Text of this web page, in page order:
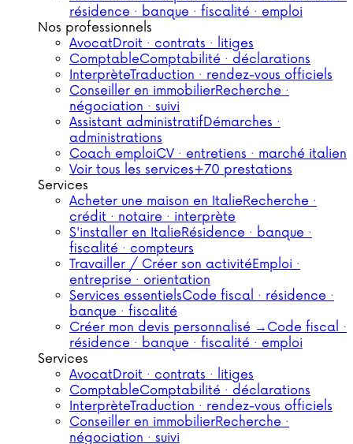
résidence · banque · fiscalité · emploi
Nos professionnels
AvocatDroit · contrats · litiges
ComptableComptabilité · déclarations
InterprèteTraduction · rendez-vous officiels
Conseiller en immobilierRecherche ·
négociation · suivi
Assistant administratifDémarches ·
administrations
Coach emploiCV · entretiens · marché italien
Voir tous les services+70 prestations
Services
Acheter une maison en ItalieRecherche ·
crédit · notaire · interprète
S'installer en ItalieRésidence · banque ·
fiscalité · compteurs
Travailler / Créer son activitéEmploi ·
entreprise · orientation
Services essentielsCode fiscal · résidence ·
banque · fiscalité
Créer mon devis personnalisé → Code fiscal ·
résidence · banque · fiscalité · emploi
Services
AvocatDroit · contrats · litiges
ComptableComptabilité · déclarations
InterprèteTraduction · rendez-vous officiels
Conseiller en immobilierRecherche ·
négociation · suivi